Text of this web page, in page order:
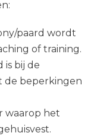
paard wordt
of training.
is bij de
de beperkingen
waarop het